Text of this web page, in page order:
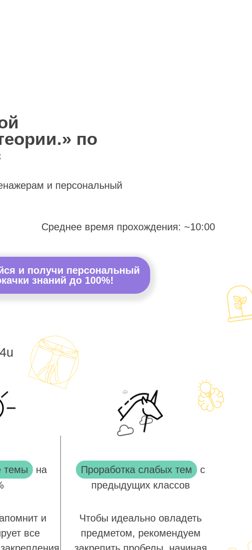
по
и персональный
Среднее время прохождения: ~10:00
и получи персональный
знаний до 100%!
темы на
и
все
Проработка слабых тем
с
предыдущих классов
Чтобы идеально овладеть
предметом, рекомендуем